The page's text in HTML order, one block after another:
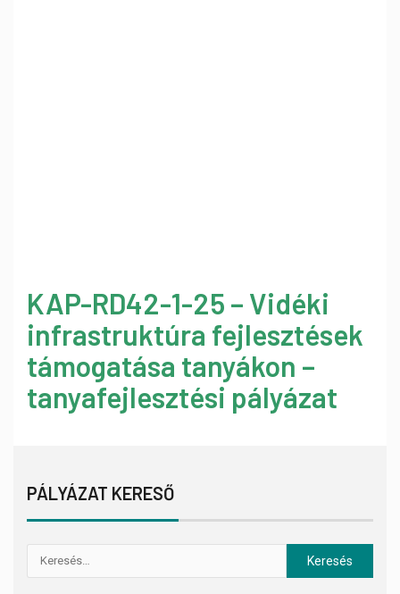
KAP-RD42-1-25 – Vidéki
infrastruktúra fejlesztések
támogatása tanyákon –
tanyafejlesztési pályázat
PÁLYÁZAT KERESŐ